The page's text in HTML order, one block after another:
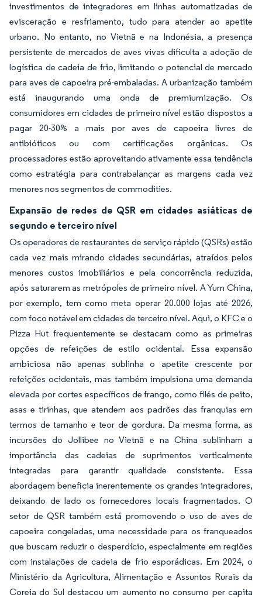
investimentos de integradores em linhas automatizadas de
evisceração e resfriamento, tudo para atender ao apetite
urbano. No entanto, no Vietnã e na Indonésia, a presença
persistente de mercados de aves vivas dificulta a adoção de
logística de cadeia de frio, limitando o potencial de mercado
para aves de capoeira pré-embaladas. A urbanização também
está inaugurando uma onda de premiumização. Os
consumidores em cidades de primeiro nível estão dispostos a
pagar 20-30% a mais por aves de capoeira livres de
antibióticos ou com certificações orgânicas. Os
processadores estão aproveitando ativamente essa tendência
como estratégia para contrabalançar as margens cada vez
menores nos segmentos de commodities.
Expansão de redes de QSR em cidades asiáticas de
segundo e terceiro nível
Os operadores de restaurantes de serviço rápido (QSRs) estão
cada vez mais mirando cidades secundárias, atraídos pelos
menores custos imobiliários e pela concorrência reduzida,
após saturarem as metrópoles de primeiro nível. A Yum China,
por exemplo, tem como meta operar 20.000 lojas até 2026,
com foco notável em cidades de terceiro nível. Aqui, o KFC e o
Pizza Hut frequentemente se destacam como as primeiras
opções de refeições de estilo ocidental. Essa expansão
ambiciosa não apenas sublinha o apetite crescente por
refeições ocidentais, mas também impulsiona uma demanda
elevada por cortes específicos de frango, como filés de peito,
asas e tirinhas, que atendem aos padrões das franquias em
termos de tamanho e teor de gordura. Da mesma forma, as
incursões do Jollibee no Vietnã e na China sublinham a
importância das cadeias de suprimentos verticalmente
integradas para garantir qualidade consistente. Essa
abordagem beneficia inerentemente os grandes integradores,
deixando de lado os fornecedores locais fragmentados. O
setor de QSR também está promovendo o uso de aves de
capoeira congeladas, uma necessidade para os franqueados
que buscam reduzir o desperdício, especialmente em regiões
com instalações de cadeia de frio esporádicas. Em 2024, o
Ministério da Agricultura, Alimentação e Assuntos Rurais da
Coreia do Sul destacou um aumento no consumo per capita